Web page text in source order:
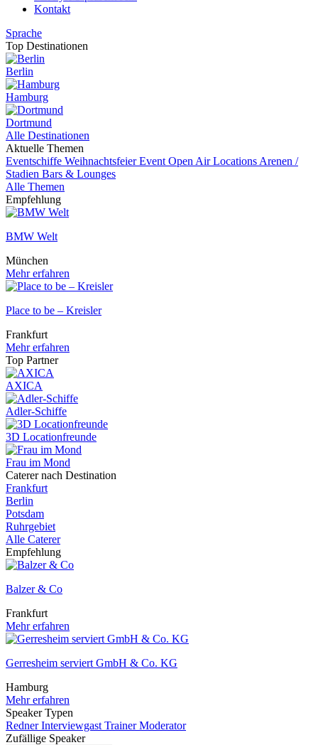
Kontakt
Sprache
Top Destinationen
Berlin
Hamburg
Dortmund
Alle Destinationen
Aktuelle Themen
Eventschiffe WeihnachtsfeierEvent Open Air Locations Arenen /
Stadien Bars & Lounges
Alle Themen
Empfehlung
BMW Welt
München
Mehr erfahren
Place to be – Kreisler
Frankfurt
Mehr erfahren
Top Partner
AXICA
Adler-Schiffe
3D Locationfreunde
Frau im Mond
Caterer nach Destination
Frankfurt
Berlin
Potsdam
Ruhrgebiet
Alle Caterer
Empfehlung
Balzer & Co
Frankfurt
Mehr erfahren
Gerresheim serviert GmbH & Co. KG
Hamburg
Mehr erfahren
Speaker Typen
RednerInterviewgast TrainerModerator
Zufällige Speaker